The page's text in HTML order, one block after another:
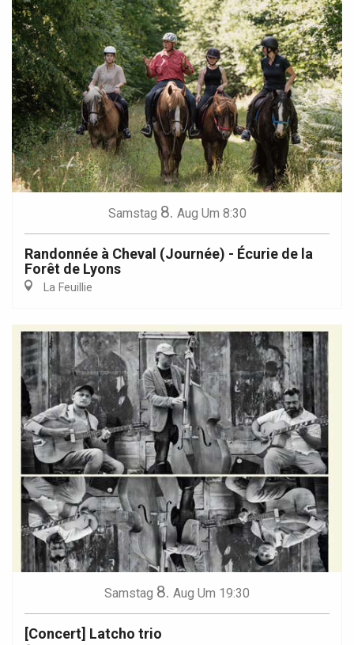
Samstag 8. Aug Um 8:30
Randonnée à Cheval (Journée) - Écurie de la
Forêt de Lyons
La Feuillie
Samstag 8. Aug Um 19:30
[Concert] Latcho trio